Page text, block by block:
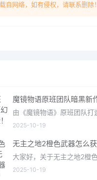
自网络，如有侵权，请联系删除！
2025-10-19
2025-10-19